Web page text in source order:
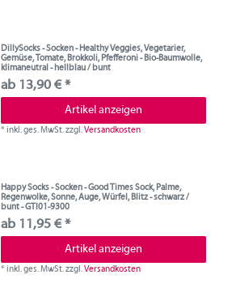
DillySocks - Socken - Healthy Veggies, Vegetarier,
Gemüse, Tomate, Brokkoli, Pfefferoni - Bio-Baumwolle,
klimaneutral - hellblau / bunt
ab 13,90 € *
Artikel anzeigen
*inkl. ges. MwSt.zzgl.Versandkosten
Happy Socks - Socken - Good Times Sock, Palme,
Regenwolke, Sonne, Auge, Würfel, Blitz - schwarz /
bunt - GTI01-9300
ab 11,95 € *
Artikel anzeigen
*inkl. ges. MwSt.zzgl.Versandkosten